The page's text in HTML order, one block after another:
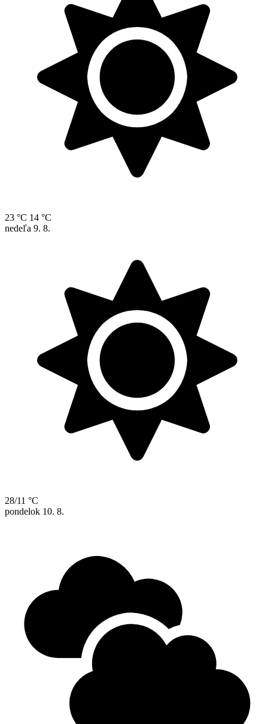
23 °C 14 °C
nedeľa 9. 8.
28/11 °C
pondelok 10. 8.